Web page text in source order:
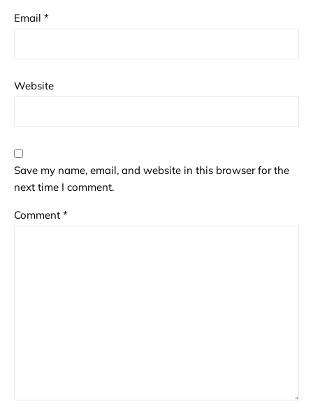
Email *
Website
Save my name, email, and website in this browser for the
next time I comment.
Comment *